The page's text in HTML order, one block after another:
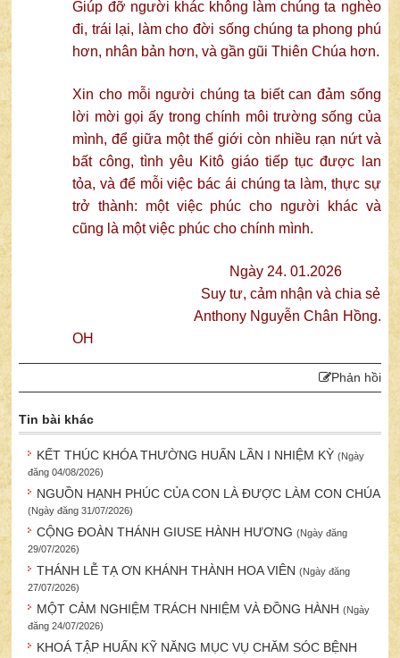
Giúp đỡ người khác không làm chúng ta nghèo
đi, trái lại, làm cho đời sống chúng ta phong phú
hơn, nhân bản hơn, và gần gũi Thiên Chúa hơn.
Xin cho mỗi người chúng ta biết can đảm sống
lời mời gọi ấy trong chính môi trường sống của
mình, để giữa một thế giới còn nhiều rạn nứt và
bất công, tình yêu Kitô giáo tiếp tục được lan
tỏa, và để mỗi việc bác ái chúng ta làm, thực sự
trở thành: một việc phúc cho người khác và
cũng là một việc phúc cho chính mình.
Ngày 24. 01.2026
Suy tư, cảm nhận và chia sẻ
Anthony Nguyễn Chân Hồng.
OH
Phản hồi
Tin bài khác
KẾT THÚC KHÓA THƯỜNG HUẤN LẦN I NHIỆM KỲ(Ngày
đăng 04/08/2026)
NGUỒN HẠNH PHÚC CỦA CON LÀ ĐƯỢC LÀM CON CHÚA
(Ngày đăng 31/07/2026)
CỘNG ĐOÀN THÁNH GIUSE HÀNH HƯƠNG(Ngày đăng
29/07/2026)
THÁNH LỄ TẠ ƠN KHÁNH THÀNH HOA VIÊN(Ngày đăng
27/07/2026)
MỘT CẢM NGHIỆM TRÁCH NHIỆM VÀ ĐỒNG HÀNH(Ngày
đăng 24/07/2026)
KHOÁ TẬP HUẤN KỸ NĂNG MỤC VỤ CHĂM SÓC BỆNH